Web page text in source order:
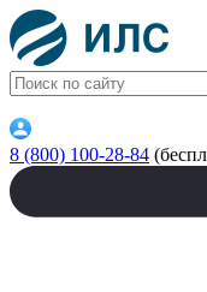
8 (800) 100-28-84